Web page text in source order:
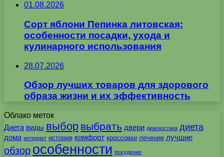
01.08.2026
Сорт яблони Пепинка литовская:
особенности посадки, ухода и
кулинарного использования
28.07.2026
Обзор лучших товаров для здорового
образа жизни и их эффективность
Облако меток
Диета виды выбор выбрать двери диагностика диета
дома интернет история комфорт кроссовки лечение лучшие
обзор особенности похудение